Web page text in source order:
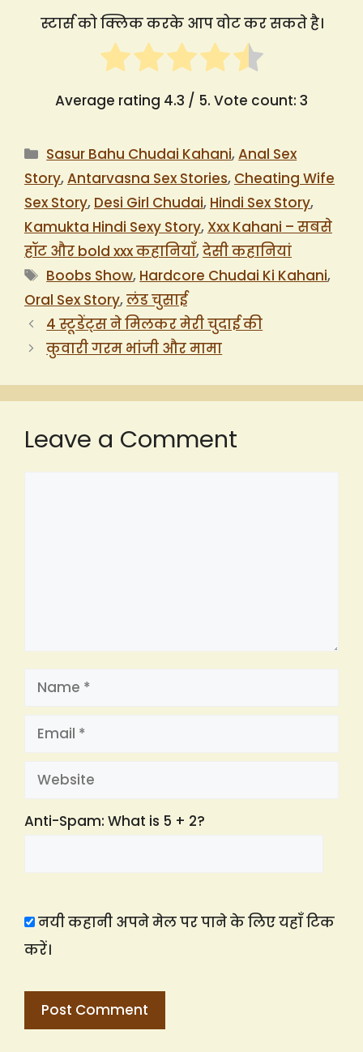
स्टार्स को क्लिक करके आप वोट कर सकते है।
Average rating 4.3 / 5. Vote count: 3
Categories
Sasur Bahu Chudai Kahani,Anal Sex
Story,Antarvasna Sex Stories, Cheating Wife
Sex Story, Desi Girl Chudai, Hindi Sex Story,
Kamukta Hindi Sexy Story, Xxx Kahani – सबसे
हॉट और bold xxx कहानियाँ,देसी कहानियां
Tags
Boobs Show, Hardcore Chudai Ki Kahani,
Oral Sex Story,लंड चुसाई
4 स्टूडेंट्स ने मिलकर मेरी चुदाई की
कुवारी गरम भांजी और मामा
Leave a Comment
Name
Email
Website
Anti-Spam: What is 5 + 2?
नयी कहानी अपने मेल पर पाने के लिए यहाँ टिक
करें।